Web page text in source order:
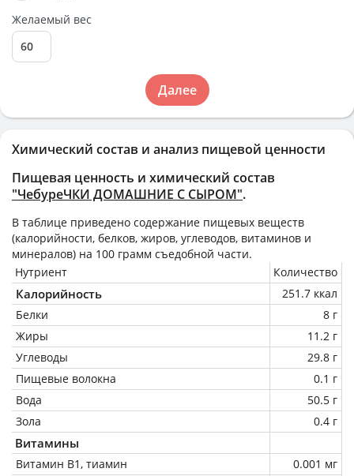
Химический состав и анализ пищевой ценности
Пищевая ценность и химический состав
"ЧебуреЧКИ ДОМАШНИЕ С СЫРОМ".
В таблице приведено содержание пищевых веществ
(калорийности, белков, жиров, углеводов, витаминов и
минералов) на 100 грамм съедобной части.
Нутриент
Количество
Калорийность
251.7 ккал
Белки
8 г
Жиры
11.2 г
Углеводы
29.8 г
Пищевые волокна
0.1 г
Вода
50.5 г
Зола
0.4 г
Витамины
Витамин В1, тиамин 0.001 мг
Желаемый вес
Далее